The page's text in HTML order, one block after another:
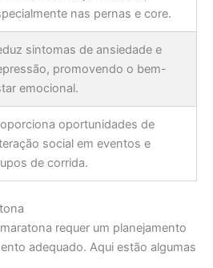
nas pernas e core.
sintomas de ansiedade e
promovendo o bem-
emocional.
oportunidades de
social em eventos e
de corrida.
requer um planejamento
adequado. Aqui estão algumas